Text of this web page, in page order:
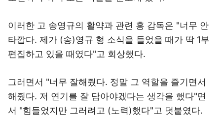
이러한 고 송영규의 활약과 관련 홍 감독은 "너무 안
타깝다. 제가 (송)영규 형 소식을 들었을 때가 딱 1부
편집하고 있을 때였다"고 회상했다.
그러면서 "너무 잘해줬다. 정말 그 역할을 즐기면서
해줬다. 저 연기를 잘 담아야겠다는 생각을 했다"면
서 "힘들었지만 그러려고 (노력)했다"고 덧붙였다.